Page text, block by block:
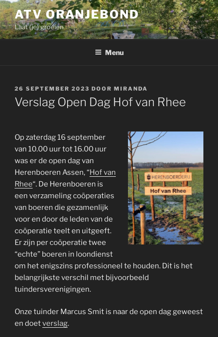
Ga
naar
de
inhoud
ATV ORANJEBOND
Laat (je) groeien
Menu
GEPLAATST
OP
26 SEPTEMBER 2023 DOOR MIRANDA
Verslag Open Dag Hof van Rhee
Op zaterdag 16 september
van 10.00 uur tot 16.00 uur
was er de open dag van
Herenboeren Assen, “Hof van
Rhee“. De Herenboeren is
een verzameling coöperaties
van boeren die gezamenlijk
voor en door de leden van de
coöperatie teelt en uitgeeft.
Er zijn per coöperatie twee
“echte” boeren in loondienst
om het enigszins professioneel te houden. Dit is het
belangrijkste verschil met bijvoorbeeld
tuindersverenigingen.
Onze tuinder Marcus Smit is naar de open dag geweest
en doetverslag.